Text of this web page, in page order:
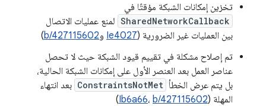
تخزين إمكانات الشبكة مؤقتًا في
SharedNetworkCallback لمنع عمليات الاتصال
بين العمليات غير الضرورية (Ie4027 وb/427115602
)
تم إصلاح مشكلة في تقييم قيود الشبكة حيث لا تحصل
عناصر العمل بعد العنصر الأول على إمكانات الشبكة الحالية،
بل يتم عرض الخطأ ConstraintsNotMet بعد انتهاء
المهلة (
Ib6a66، b/427115602
)